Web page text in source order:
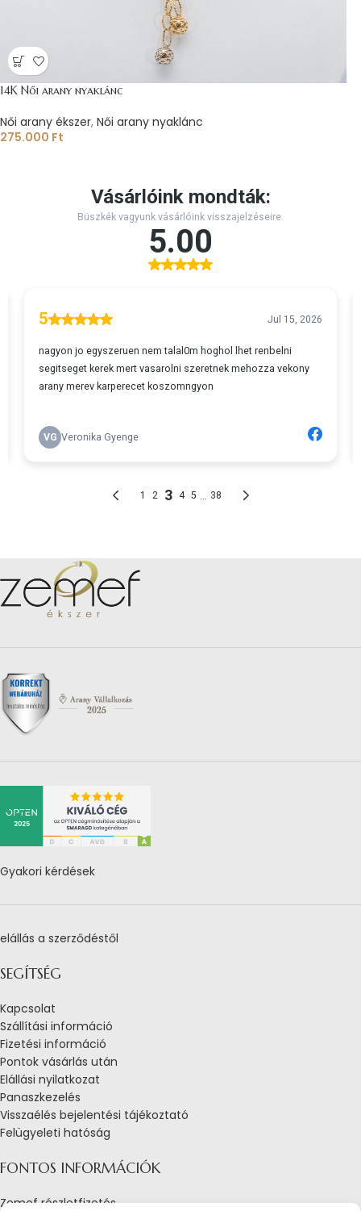
14K Női arany nyaklánc
Női arany ékszer, Női arany nyaklánc
275.000 Ft
Gyakori kérdések
elállás a szerződéstől
SEGÍTSÉG
Kapcsolat
Szállítási információ
Fizetési információ
Pontok vásárlás után
Elállási nyilatkozat
Panaszkezelés
Visszaélés bejelentési tájékoztató
Felügyeleti hatóság
FONTOS INFORMÁCIÓK
Zemef részletfizetés